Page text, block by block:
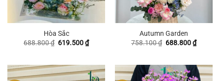
Hòa Sắc
688.800₫ Giá
619.500₫Giá
hiện
619.500 ₫.
Autumn Garden
758.100₫ Giá
688.800₫Giá
hiện